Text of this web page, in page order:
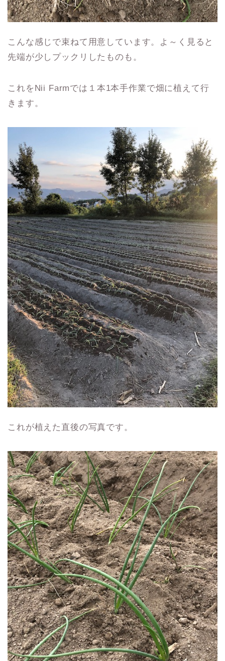
こんな感じで束ねて用意しています。よ～く見ると
先端が少しプックリしたものも。
これをNii Farmでは１本1本手作業で畑に植えて行
きます。
これが植えた直後の写真です。